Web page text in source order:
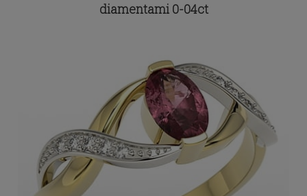
diamentami 0-04ct